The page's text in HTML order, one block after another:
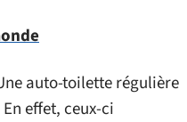
auto-toilette régulière
effet, ceux-ci